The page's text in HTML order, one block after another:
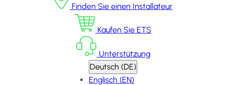
auszeichnen. Seien Sie online dabei und
nehmen Sie an der Enthüllung der
inspirierendsten Projekte der Welt teil!
Finden Sie einen Installateur
Kaufen Sie ETS
Unterstützung
Deutsch (DE)
Englisch (EN)